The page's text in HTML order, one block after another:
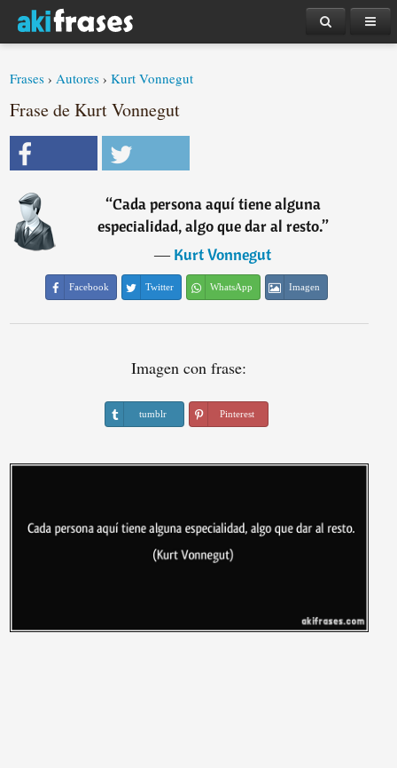
Frases ›Autores ›Kurt Vonnegut
Frase de Kurt Vonnegut
“Cada persona aquí tiene alguna
especialidad, algo que dar al resto.”
―Kurt Vonnegut
Facebook Twitter WhatsApp Imagen
Imagen con frase:
tumblr Pinterest